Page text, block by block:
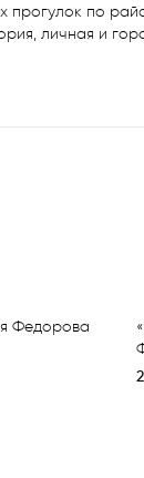
прогулок по
личная и
Федорова